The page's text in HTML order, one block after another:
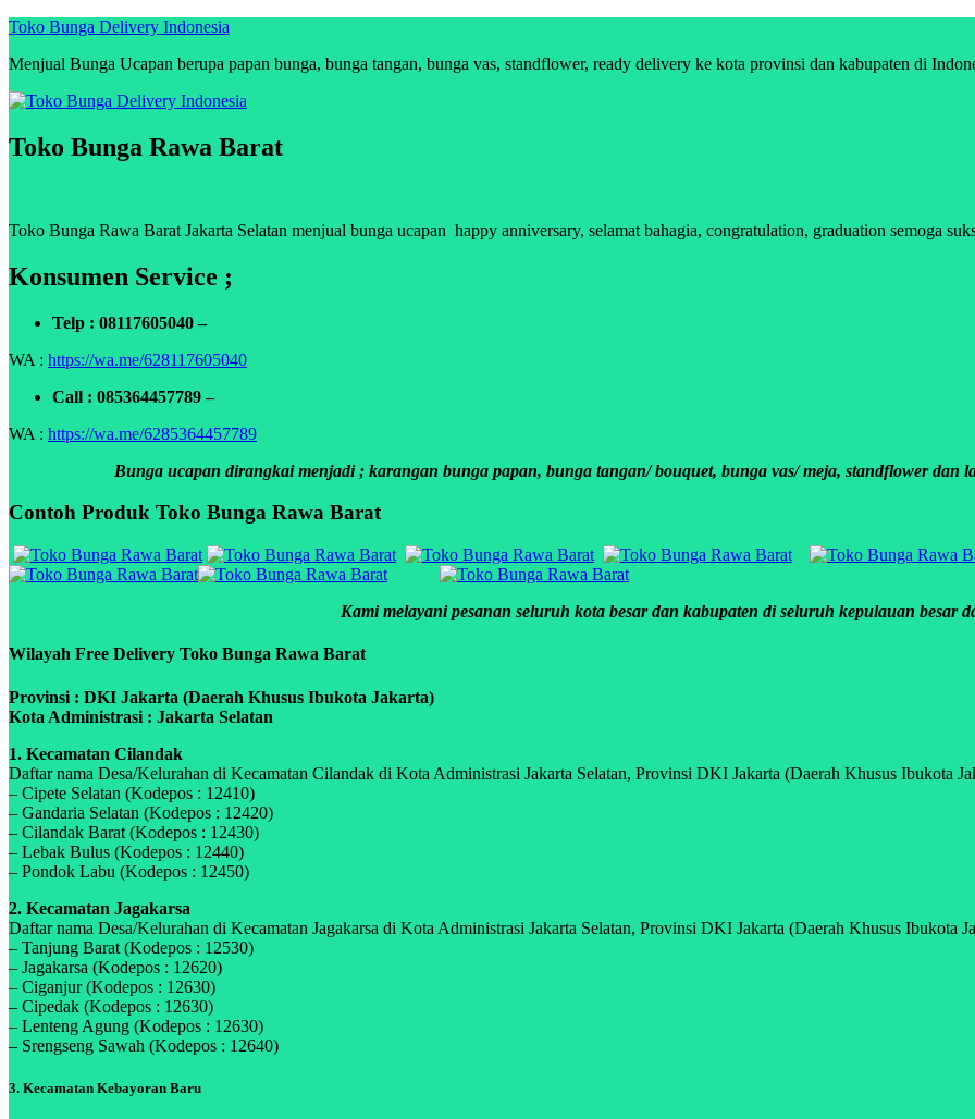
Skip
content
Toko Bunga Delivery Indonesia
Menjual Bunga Ucapan berupa papan bunga, bunga tangan, bunga vas, standflower, ready delivery ke kota provinsi dan kabupaten di
Toko Bunga Rawa Barat
Toko Bunga Rawa Barat Jakarta Selatan menjual bunga ucapan happy anniversary, selamat bahagia, congratulation, graduation semoga
Konsumen Service ;
Telp : 08117605040 –
WA : https://wa.me/628117605040
Call : 085364457789 –
WA : https://wa.me/6285364457789
Bunga ucapan dirangkai menjadi ; karangan bunga papan, bunga tangan/ bouquet, bunga vas/ meja, standflower dan
Contoh Produk Toko Bunga Rawa Barat
Kami melayani pesanan seluruh kota besar dan kabupaten di seluruh kepulauan besar
Wilayah Free Delivery Toko Bunga Rawa Barat
Provinsi : DKI Jakarta (Daerah Khusus Ibukota Jakarta)
Kota Administrasi : Jakarta Selatan
1. Kecamatan Cilandak
Daftar nama Desa/Kelurahan di Kecamatan Cilandak di Kota Administrasi Jakarta Selatan, Provinsi DKI Jakarta (Daerah Khusus Ibukota
– Cipete Selatan (Kodepos : 12410)
– Gandaria Selatan (Kodepos : 12420)
– Cilandak Barat (Kodepos : 12430)
– Lebak Bulus (Kodepos : 12440)
– Pondok Labu (Kodepos : 12450)
2. Kecamatan Jagakarsa
Daftar nama Desa/Kelurahan di Kecamatan Jagakarsa di Kota Administrasi Jakarta Selatan, Provinsi DKI Jakarta (Daerah Khusus Ibukota
– Tanjung Barat (Kodepos : 12530)
– Jagakarsa (Kodepos : 12620)
– Ciganjur (Kodepos : 12630)
– Cipedak (Kodepos : 12630)
– Lenteng Agung (Kodepos : 12630)
– Srengseng Sawah (Kodepos : 12640)
3. Kecamatan Kebayoran Baru